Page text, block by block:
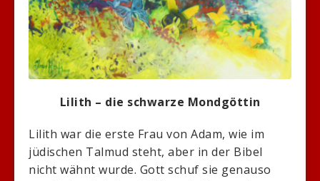
Lilith – die schwarze Mondgöttin
Lilith war die erste Frau von Adam, wie im
jüdischen Talmud steht, aber in der Bibel
nicht wähnt wurde. Gott schuf sie genauso